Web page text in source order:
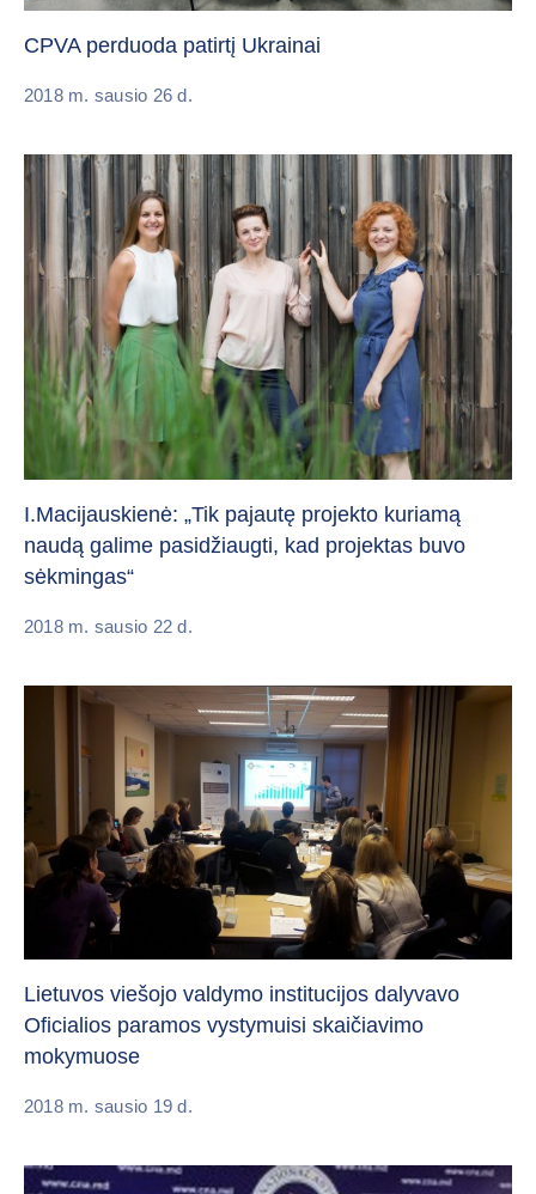
CPVA perduoda patirtį Ukrainai
2018 m. sausio 26 d.
I.Macijauskienė: „Tik pajautę projekto kuriamą
naudą galime pasidžiaugti, kad projektas buvo
sėkmingas“
2018 m. sausio 22 d.
Lietuvos viešojo valdymo institucijos dalyvavo
Oficialios paramos vystymuisi skaičiavimo
mokymuose
2018 m. sausio 19 d.